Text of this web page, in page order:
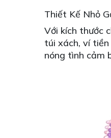
Thiết Kế Nhỏ
Với kích thước
túi xách, ví
nóng tình cảm